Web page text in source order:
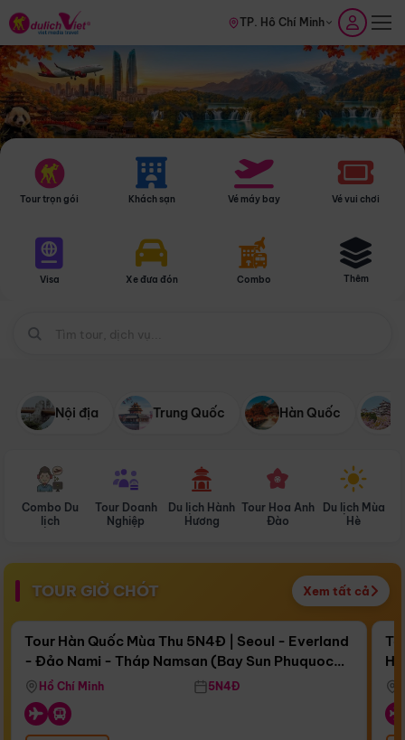
TP. Hồ Chí Minh
Tour trọn gói Khách sạn Vé máy bay Vé vui chơi
Visa Xe đưa đón Combo Thêm
Nội địa Trung Quốc Hàn Quốc
Combo Du
lịch
Tour Doanh
Nghiệp
Du lịch Hành
Hương
Tour Hoa Anh
Đào
Du lịch Mùa
Hè
TOUR GIỜ CHÓT Xem tất cả
Còn16 ngày 18:15:23
Bay Sun Phuquoc Airways
Điểm nổi bật
Tour Hàn Quốc Mùa Thu 5N4Đ | Seoul - Everland
- Đảo Nami - Tháp Namsan (Bay Sun Phuquoc
Airways)
Hồ Chí Minh 5N4Đ